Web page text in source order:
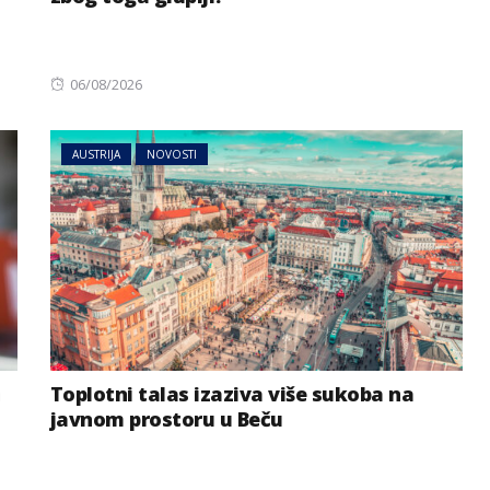
Posted
06/08/2026
AUSTRIJA NOVOSTI
Toplotni talas izaziva više sukoba na
javnom prostoru u Beču